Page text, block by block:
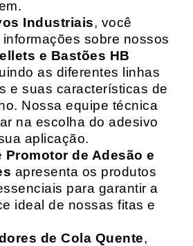
Industriais, você
sobre nossos
e Bastões HB
as diferentes linhas
e suas características de
Nossa equipe técnica
na escolha do adesivo
aplicação.
Promotor de Adesão e
apresenta os produtos
para garantir a
ideal de nossas fitas e
de Cola Quente,